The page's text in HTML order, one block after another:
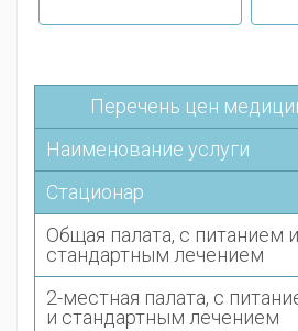
Перечень цен
Наименование услуги
Стационар
Общая палата, с питанием и
стандартным лечением
2-местная палата, с
и стандартным лечением